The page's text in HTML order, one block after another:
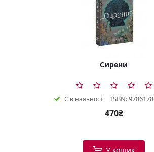
Сирени
Є в наявності ISBN:
470₴